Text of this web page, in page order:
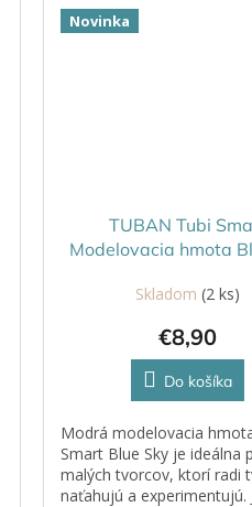
Novinka
TUBAN Tubi
Modelovacia hmota
Skladom(2 ks)
€8,90
Do košíka
Modrá modelovacia
Smart Blue Sky je ideálna
malých tvorcov, ktorí radi
naťahujú a experimentujú.